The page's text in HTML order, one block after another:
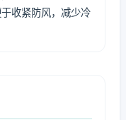
收紧防风，减少冷